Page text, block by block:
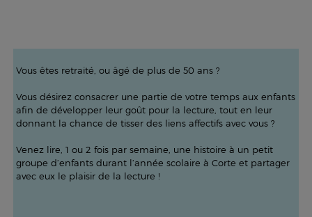
Vous êtes retraité, ou âgé de plus de 50 ans ?
Vous désirez consacrer une partie de votre temps aux enfants
afin de développer leur goût pour la lecture, tout en leur
donnant la chance de tisser des liens affectifs avec vous ?
Venez lire, 1 ou 2 fois par semaine, une histoire à un petit
groupe d’enfants durant l’année scolaire à Corte et partager
avec eux le plaisir de la lecture !